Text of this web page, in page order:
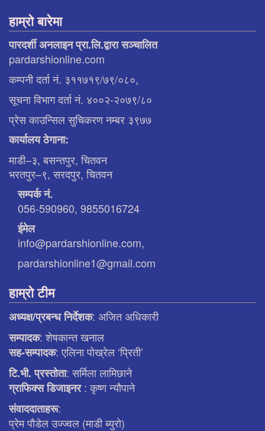
हाम्रो बारेमा
पारदर्शी अनलाइन प्रा.लि.द्वारा सञ्चालित
pardarshionline.com
कम्पनी दर्ता नं. ३११७१९/७९/०८०,
सूचना विभाग दर्ता नं. ४००२-२०७९/८०
प्रेस काउन्सिल सुचिकरण नम्बर ३९७७
कार्यालय ठेगाना:
माडी–३, बसन्तपुर, चितवन
भरतपुर–९, सरदपुर, चितवन
सम्पर्क नं.
056-590960, 9855016724
ईमेल
info@pardarshionline.com,
pardarshionline1@gmail.com
हाम्रो टीम
अध्यक्ष/प्रबन्ध निर्देशक: अजित अधिकारी
सम्पादक: शेषकान्त खनाल
सह-सम्पादक: एलिना पाेख्रेल ‘प्रिती’
टि.भी. प्रस्ताेता: सर्मिला लामिछाने
ग्राफिक्स डिजाइनर: कृष्ण न्याैपाने
संवाददाताहरू:
प्रेम पौडेल उज्ज्वल (माडी ब्युरो)